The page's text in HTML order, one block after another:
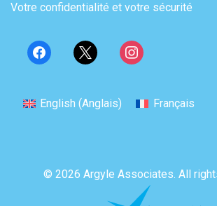
Votre confidentialité et votre sécurité
English (Anglais) Français
© 2026 Argyle Associates. All